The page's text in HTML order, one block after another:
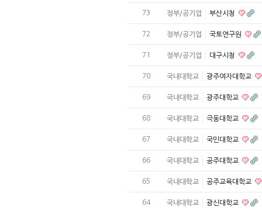
73 정부/공기업 부산시청
72 정부/공기업 국토연구원
71 정부/공기업 대구시청
70 국내대학교 광주여자대학교
69 국내대학교 광주대학교
68 국내대학교 극동대학교
67 국내대학교 국민대학교
66 국내대학교 공주대학교
65 국내대학교 공주교육대학교
64 국내대학교 광신대학교